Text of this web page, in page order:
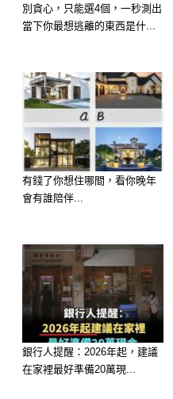
別貪心，只能選4個，一秒測出
當下你最想逃離的東西是什...
有錢了你想住哪間，看你晚年
會有誰陪伴...
銀行人提醒：2026年起，建議
在家裡最好準備20萬現...